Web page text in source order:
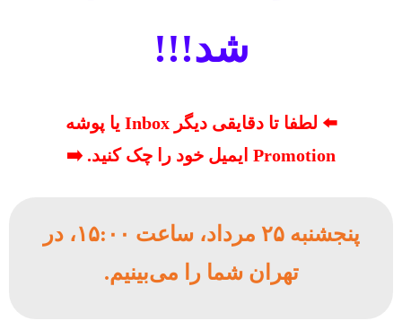
شد!!!
⬅️ لطفا تا دقایقی دیگر Inbox یا پوشه
Promotion ایمیل خود را چک کنید. ➡️
پنجشنبه ۲۵ مرداد، ساعت ۱۵:۰۰، در
تهران شما را می‌بینیم.